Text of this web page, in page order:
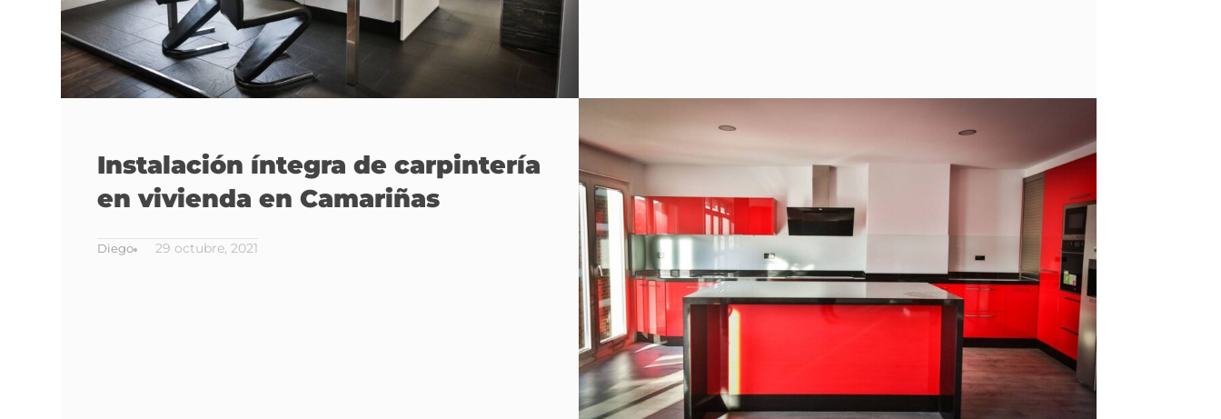
Instalación íntegra de carpintería
en vivienda en Camariñas
Diego 29 octubre, 2021